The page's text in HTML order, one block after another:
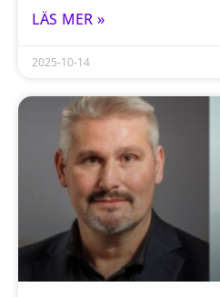
LÄS MER »
2025-10-14